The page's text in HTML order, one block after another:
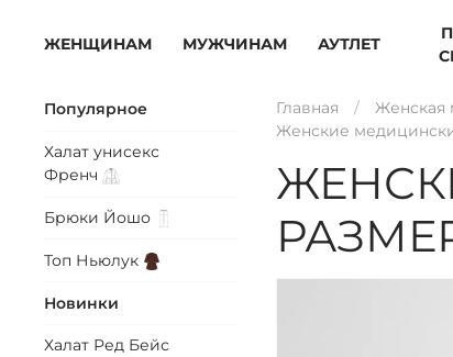
ЖЕНЩИНАМ МУЖЧИНАМ АУТЛЕТ
Главная Женская
Женские
Популярное
Халат унисекс
Френч
Брюки Йошо
Топ Ньюлук
Новинки
Халат Ред Бейс